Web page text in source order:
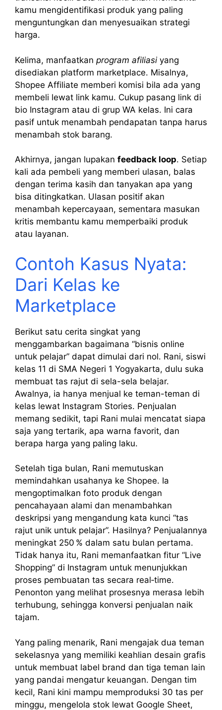
kamu mengidentifikasi produk yang paling
menguntungkan dan menyesuaikan strategi
harga.
Kelima, manfaatkan program afiliasiyang
disediakan platform marketplace. Misalnya,
Shopee Affiliate memberi komisi bila ada yang
membeli lewat link kamu. Cukup pasang link di
bio Instagram atau di grup WA kelas. Ini cara
pasif untuk menambah pendapatan tanpa harus
menambah stok barang.
Akhirnya, jangan lupakan feedback loop. Setiap
kali ada pembeli yang memberi ulasan, balas
dengan terima kasih dan tanyakan apa yang
bisa ditingkatkan. Ulasan positif akan
menambah kepercayaan, sementara masukan
kritis membantu kamu memperbaiki produk
atau layanan.
Contoh Kasus Nyata:
Dari Kelas ke
Marketplace
Berikut satu cerita singkat yang
menggambarkan bagaimana “bisnis online
untuk pelajar” dapat dimulai dari nol. Rani, siswi
kelas 11 di SMA Negeri 1 Yogyakarta, dulu suka
membuat tas rajut di sela-sela belajar.
Awalnya, ia hanya menjual ke teman-teman di
kelas lewat Instagram Stories. Penjualan
memang sedikit, tapi Rani mulai mencatat siapa
saja yang tertarik, apa warna favorit, dan
berapa harga yang paling laku.
Setelah tiga bulan, Rani memutuskan
memindahkan usahanya ke Shopee. Ia
mengoptimalkan foto produk dengan
pencahayaan alami dan menambahkan
deskripsi yang mengandung kata kunci “tas
rajut unik untuk pelajar”. Hasilnya? Penjualannya
meningkat 250 % dalam satu bulan pertama.
Tidak hanya itu, Rani memanfaatkan fitur “Live
Shopping” di Instagram untuk menunjukkan
proses pembuatan tas secara real‑time.
Penonton yang melihat prosesnya merasa lebih
terhubung, sehingga konversi penjualan naik
tajam.
Yang paling menarik, Rani mengajak dua teman
sekelasnya yang memiliki keahlian desain grafis
untuk membuat label brand dan tiga teman lain
yang pandai mengatur keuangan. Dengan tim
kecil, Rani kini mampu memproduksi 30 tas per
minggu, mengelola stok lewat Google Sheet,